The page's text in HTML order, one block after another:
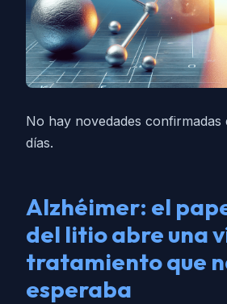
No hay novedades confirmadas
días.
Alzhéimer: el
del litio abre una
tratamiento que
esperaba